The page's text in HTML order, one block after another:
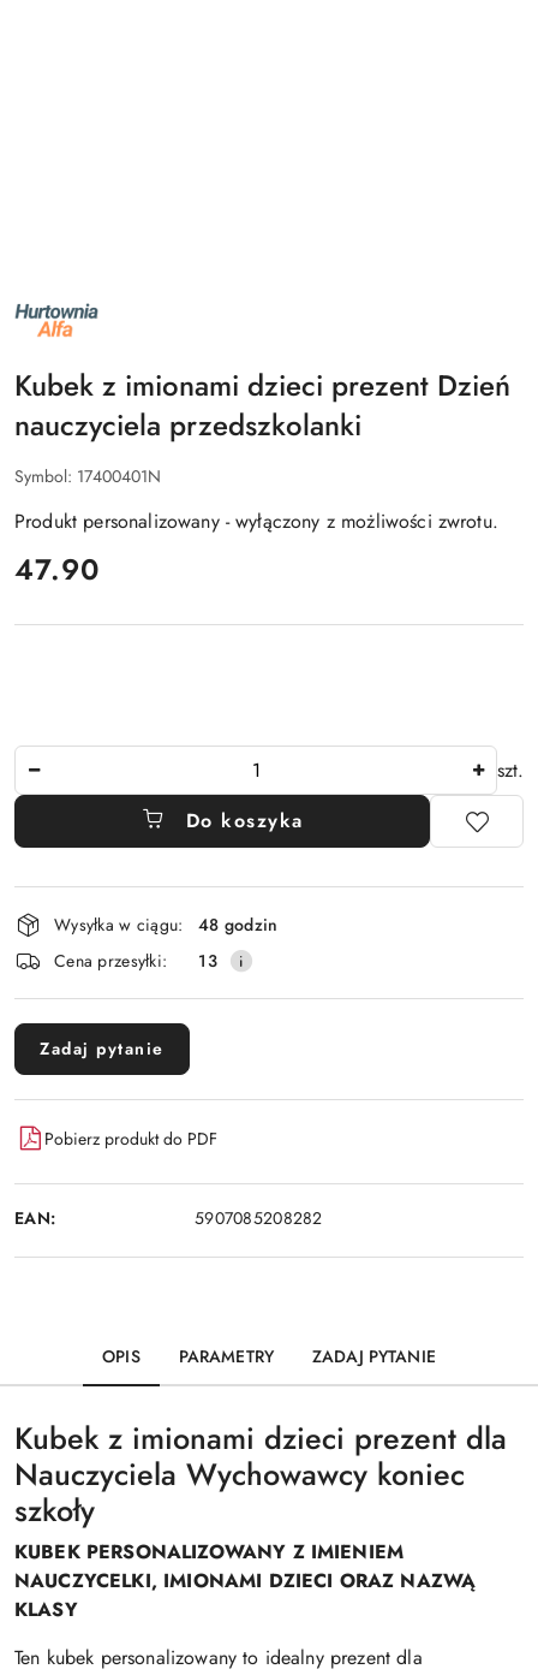
NAZWA
PRODUCENTA:
ALFA
Kubek z imionami dzieci prezent Dzień
nauczyciela przedszkolanki
Symbol: 17400401N
Produkt personalizowany - wyłączony z możliwości zwrotu.
cena:
47.90
szt.
Do koszyka
Dostępność
i
dostawa
Wysyłka w ciągu:
48 godzin
Cena przesyłki:
13
Zadaj pytanie
Pobierz produkt do PDF
EAN: 5907085208282
OPIS PARAMETRY ZADAJ PYTANIE
Kubek z imionami dzieci prezent dla
Nauczyciela Wychowawcy koniec
szkoły
KUBEK PERSONALIZOWANY Z IMIENIEM
NAUCZYCELKI, IMIONAMI DZIECI ORAZ NAZWĄ
KLASY
Ten kubek personalizowany to idealny prezent dla